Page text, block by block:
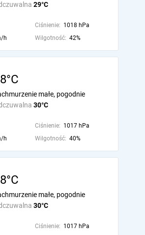
29°C
Ciśnienie: 1018 hPa
h Wilgotność: 42%
30°C
małe, pogodnie
Ciśnienie: 1017 hPa
h Wilgotność: 40%
30°C
małe, pogodnie
Ciśnienie: 1017 hPa